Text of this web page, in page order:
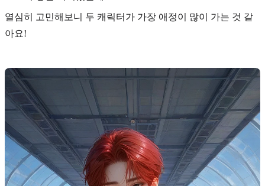
열심히 고민해보니 두 캐릭터가 가장 애정이 많이 가는 것 같
아요!